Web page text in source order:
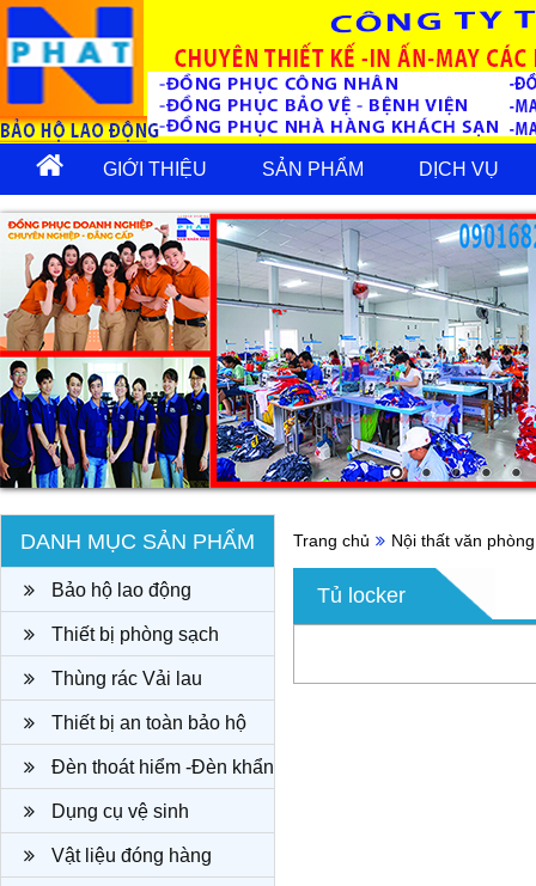
GIỚI THIỆU SẢN PHẨM DỊCH VỤ
DANH MỤC SẢN PHẨM
Bảo hộ lao động
Thiết bị phòng sạch
Thùng rác Vải lau
Thiết bị an toàn bảo hộ
Đèn thoát hiểm -Đèn khẩn
cấpDụng cụ vệ sinh
Vật liệu đóng hàng
Trang chủ Nội thất văn phòng
Tủ locker